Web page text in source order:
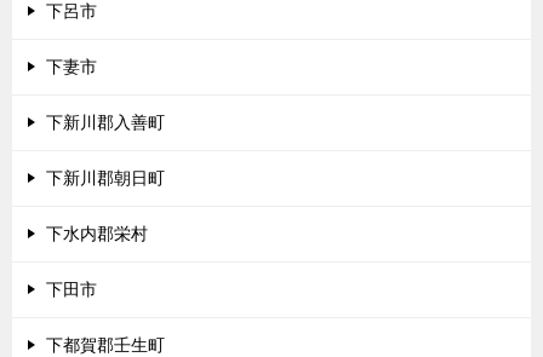
下呂市
下妻市
下新川郡入善町
下新川郡朝日町
下水内郡栄村
下田市
下都賀郡壬生町